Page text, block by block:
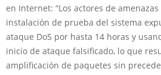
en Internet: “Los actores de
instalación de prueba del sistema
ataque DoS por hasta 14 horas y
inicio de ataque falsificado, lo que
amplificación de paquetes sin